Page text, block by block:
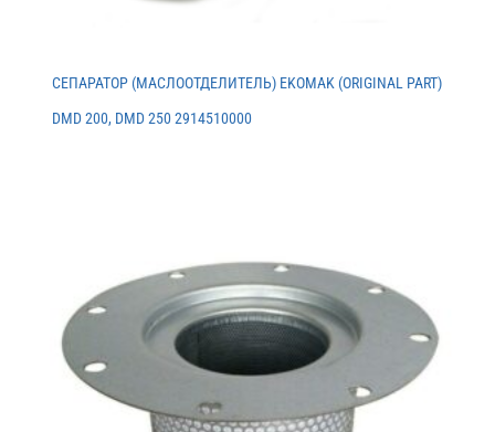
СЕПАРАТОР (МАСЛООТДЕЛИТЕЛЬ) EKOMAK (ORIGINAL PART)
DMD 200, DMD 250 2914510000